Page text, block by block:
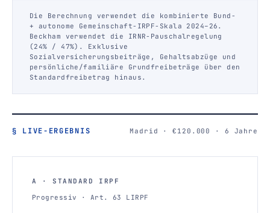
Die Berechnung verwendet die kombinierte Bund-
+ autonome Gemeinschaft-IRPF-Skala 2024–26.
Beckham verwendet die IRNR-Pauschalregelung
(24% / 47%). Exklusive
Sozialversicherungsbeiträge, Gehaltsabzüge und
persönliche/familiäre Grundfreibeträge über den
Standardfreibetrag hinaus.
§ LIVE-ERGEBNIS Madrid · €120.000 · 6 Jahre
A · STANDARD IRPF
Progressiv · Art. 63 LIRPF